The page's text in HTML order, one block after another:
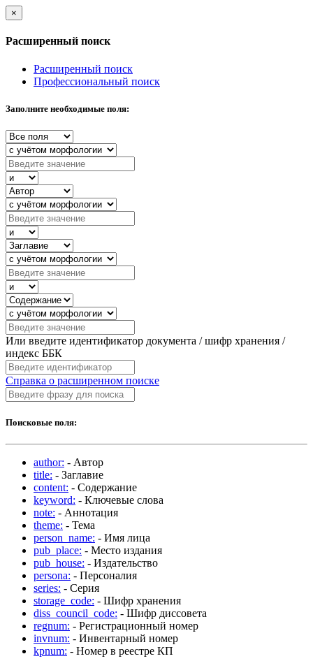
×
Расширенный поиск
Расширенный поиск
Профессиональный поиск
Заполните необходимые поля:
Или введите идентификатор документа / шифр хранения /
индекс ББК
Справка о расширенном поиске
Поисковые поля:
author: - Автор
title: - Заглавие
content: - Содержание
keyword: - Ключевые слова
note: - Аннотация
theme: - Тема
person_name: - Имя лица
pub_place: - Место издания
pub_house: - Издательство
persona: - Персоналия
series: - Серия
storage_code: - Шифр хранения
diss_council_code: - Шифр диссовета
regnum: - Регистрационный номер
invnum: - Инвентарный номер
kpnum: - Номер в реестре КП